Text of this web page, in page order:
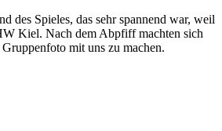
des Spieles, das sehr spannend war, weil
Kiel. Nach dem Abpfiff machten sich
mit uns zu machen.